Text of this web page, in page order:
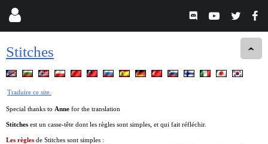
Stitches
Traduire ce site.
Special thanks to Anne for the translation
Stitches est un casse-tête dont les règles sont simples, et qui fait réfléchir.
Les règles de Stitches sont simples :